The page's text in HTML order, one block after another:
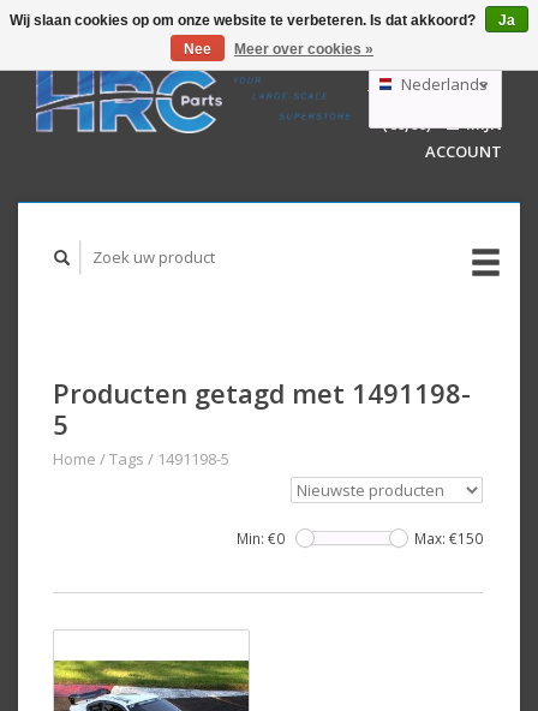
GBP
AUD
Nederlands
Deutsch
English
WINKELWAGEN
(€0,00)
MIJN
ACCOUNT
Producten getagd met 1491198-
5
Home /Tags / 1491198-5
Min: €0 Max: €150
Wij slaan cookies op om onze website te verbeteren. Is dat akkoord?
Ja
Nee
Meer over cookies »